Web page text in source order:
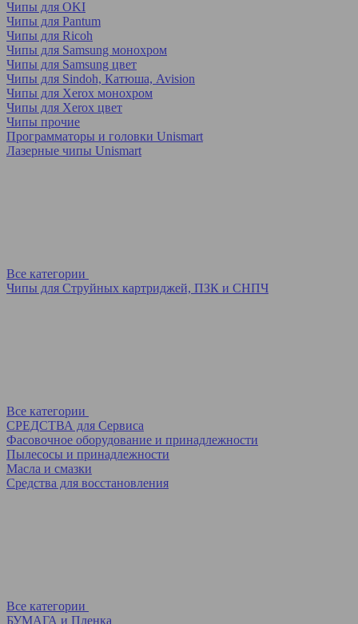
Чипы для OKI
Чипы для Pantum
Чипы для Ricoh
Чипы для Samsung монохром
Чипы для Samsung цвет
Чипы для Sindoh, Катюша, Avision
Чипы для Xerox монохром
Чипы для Xerox цвет
Чипы прочие
Программаторы и головки Unismart
Лазерные чипы Unismart
Все категории
Чипы для Струйных картриджей, ПЗК и СНПЧ
Все категории
СРЕДСТВА для Сервиса
Фасовочное оборудование и принадлежности
Пылесосы и принадлежности
Масла и смазки
Средства для восстановления
Все категории
БУМАГА и Пленка